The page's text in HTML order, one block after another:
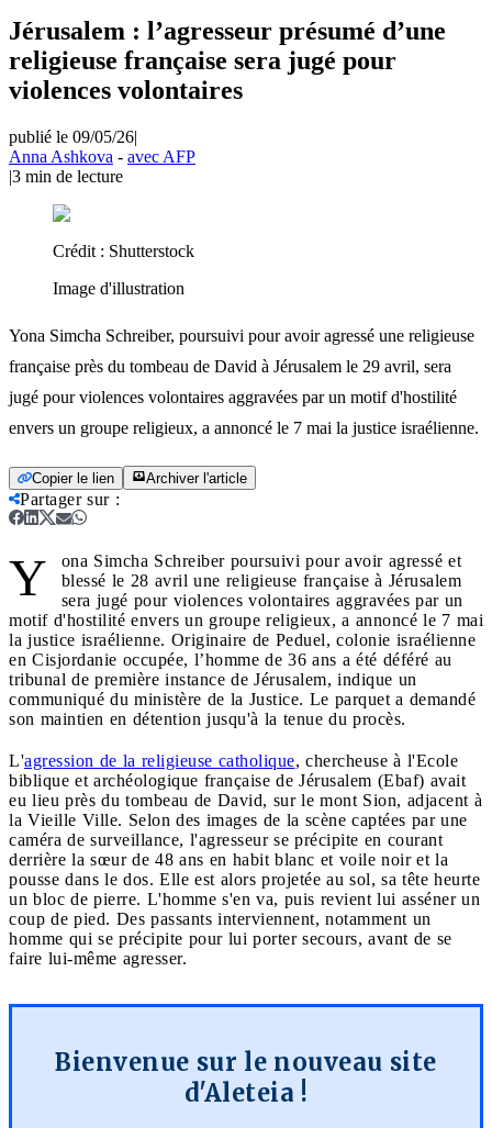
Jérusalem : l’agresseur présumé d’une
religieuse française sera jugé pour
violences volontaires
publié le 09/05/26|
Anna Ashkova - avec AFP
|3 min de lecture
Crédit : Shutterstock
Image d'illustration
Yona Simcha Schreiber, poursuivi pour avoir agressé une religieuse
française près du tombeau de David à Jérusalem le 29 avril, sera
jugé pour violences volontaires aggravées par un motif d'hostilité
envers un groupe religieux, a annoncé le 7 mai la justice israélienne.
Copier le lien Archiver l'article
Partager sur:
Y
ona Simcha Schreiber poursuivi pour avoir agressé et
blessé le 28 avril une religieuse française à Jérusalem
sera jugé pour violences volontaires aggravées par un
motif d'hostilité envers un groupe religieux, a annoncé le 7 mai
la justice israélienne. Originaire de Peduel, colonie israélienne
en Cisjordanie occupée, l’homme de 36 ans a été déféré au
tribunal de première instance de Jérusalem, indique un
communiqué du ministère de la Justice. Le parquet a demandé
son maintien en détention jusqu'à la tenue du procès.
L'agression de la religieuse catholique, chercheuse à l'Ecole
biblique et archéologique française de Jérusalem (Ebaf) avait
eu lieu près du tombeau de David, sur le mont Sion, adjacent à
la Vieille Ville. Selon des images de la scène captées par une
caméra de surveillance, l'agresseur se précipite en courant
derrière la sœur de 48 ans en habit blanc et voile noir et la
pousse dans le dos. Elle est alors projetée au sol, sa tête heurte
un bloc de pierre. L'homme s'en va, puis revient lui asséner un
coup de pied. Des passants interviennent, notamment un
homme qui se précipite pour lui porter secours, avant de se
faire lui-même agresser.
Bienvenue sur le nouveau site
d'Aleteia !